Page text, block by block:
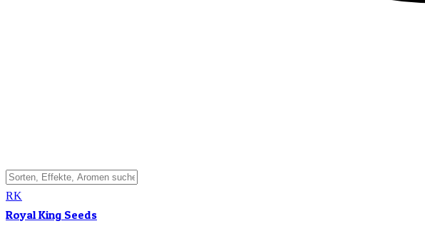
RK
Royal King Seeds